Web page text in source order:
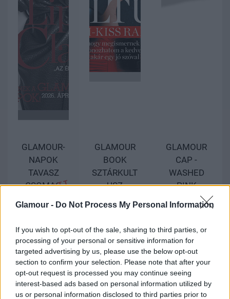
Glamour - Do Not Process My Personal Information
If you wish to opt-out of the sale, sharing to third parties, or
processing of your personal or sensitive information for
targeted advertising by us, please use the below opt-out
section to confirm your selection. Please note that after your
opt-out request is processed you may continue seeing
interest-based ads based on personal information utilized by
us or personal information disclosed to third parties prior to
GLAMOUR-
NAPOK
TAVASZ
CSOMAG
2490 Ft
Vásárlás
GLAMOUR
BOOK
SZTÁRKULT
USZ
2990 Ft
Vásárlás
GLAMOUR
CAP -
WASHED
PINK
9990 Ft
Vásárlás